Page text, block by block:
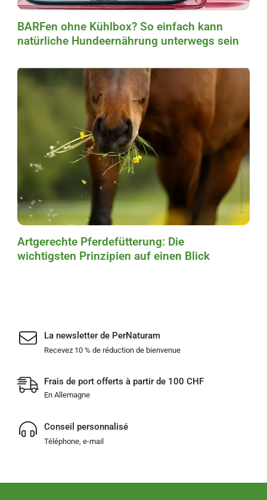
BARFen ohne Kühlbox? So einfach kann
natürliche Hundeernährung unterwegs sein
Artgerechte Pferdefütterung: Die
wichtigsten Prinzipien auf einen Blick
La newsletter de PerNaturam
Recevez 10 % de réduction de bienvenue
Frais de port offerts à partir de 100 CHF
En Allemagne
Conseil personnalisé
Téléphone, e-mail